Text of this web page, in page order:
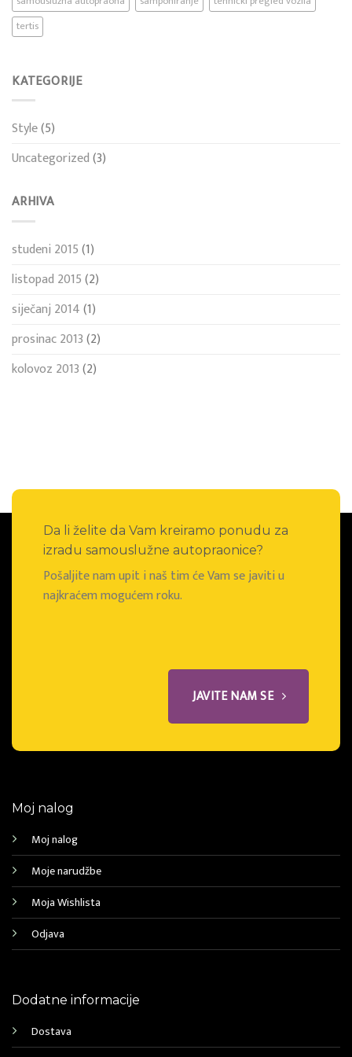
tertis
KATEGORIJE
Style(5)
Uncategorized(3)
ARHIVA
studeni 2015(1)
listopad 2015(2)
siječanj 2014(1)
prosinac 2013(2)
kolovoz 2013(2)
Da li želite da Vam kreiramo ponudu za
izradu samouslužne autopraonice?
Pošaljite nam upit i naš tim će Vam se javiti u
najkraćem mogućem roku.
JAVITE NAM SE
Moj nalog
Moj nalog
Moje narudžbe
Moja Wishlista
Odjava
Dodatne informacije
Dostava